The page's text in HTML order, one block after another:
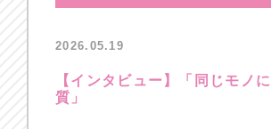
2026.05.19
【インタビュー】「同じモノ
質」